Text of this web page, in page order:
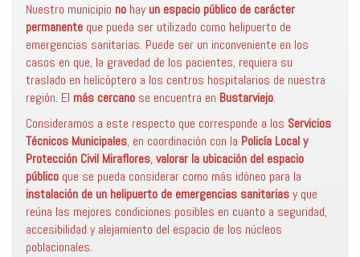
Nuestro municipio no hayun espacio público de carácter
permanente que pueda ser utilizado como helipuerto de
emergencias sanitarias. Puede ser un inconveniente en los
casos en que, la gravedad de los pacientes, requiera su
traslado en helicóptero a los centros hospitalarios de nuestra
región. El más cercano se encuentra en Bustarviejo.
Consideramos a este respecto que corresponde a los Servicios
Técnicos Municipales, en coordinación con la Policía Local y
Protección Civil Miraflores, valorar la ubicación del espacio
público que se pueda considerar como más idóneo para la
instalación de un helipuerto de emergencias sanitariasy que
reúna las mejores condiciones posibles en cuanto a seguridad,
accesibilidad y alejamiento del espacio de los núcleos
poblacionales.